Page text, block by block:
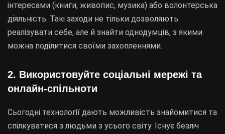
інтересами (книги, живопис, музика) або волонтерська
діяльність. Такі заходи не тільки дозволяють
реалізувати себе, але й знайти однодумців, з якими
можна поділитися своїми захопленнями.
2. Використовуйте соціальні мережі та
онлайн-спільноти
Сьогодні технології дають можливість знайомитися та
спілкуватися з людьми з усього світу. Існує безліч